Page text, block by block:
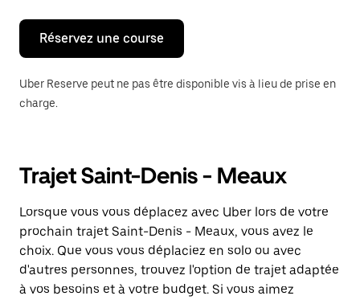
Échap
pour
fermer
calendrier.
Réservez une course
Uber Reserve peut ne pas être disponible vis à lieu de prise en
charge.
Trajet Saint-Denis - Meaux
Lorsque vous vous déplacez avec Uber lors de votre
prochain trajet Saint-Denis - Meaux, vous avez le
choix. Que vous vous déplaciez en solo ou avec
d'autres personnes, trouvez l'option de trajet adaptée
à vos besoins et à votre budget. Si vous aimez